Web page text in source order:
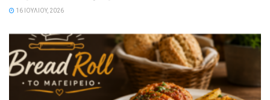
16 ΙΟΥΛΊΟΥ, 2026